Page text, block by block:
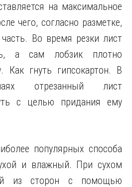
на максимальное
чего, согласно разметке,
часть. Во время резки лист
а сам лобзик плотно
Как гнуть гипсокартон. В
отрезанный лист
с целью придания ему
популярных способа
и влажный. При сухом
из сторон с помощью